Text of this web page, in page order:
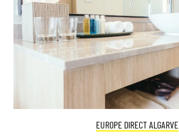
EUROPE DIRECT ALGARVE